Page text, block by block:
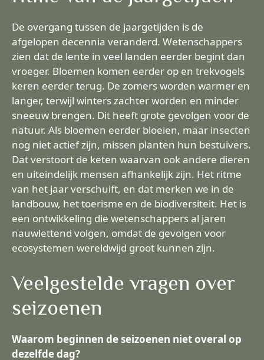
De overgang tussen de jaargetijden is de
afgelopen decennia veranderd. Wetenschappers
zien dat de lente in veel landen eerder begint dan
vroeger. Bloemen komen eerder op en trekvogels
keren eerder terug. De zomers worden warmer en
langer, terwijl winters zachter worden en minder
sneeuw brengen. Dit heeft grote gevolgen voor de
natuur. Als bloemen eerder bloeien, maar insecten
nog niet actief zijn, missen planten hun bestuivers.
Dat verstoort de keten waarvan ook andere dieren
en uiteindelijk mensen afhankelijk zijn. Het ritme
van het jaar verschuift, en dat merken we in de
landbouw, het toerisme en de biodiversiteit. Het is
een ontwikkeling die wetenschappers al jaren
nauwlettend volgen, omdat de gevolgen voor
ecosystemen wereldwijd groot kunnen zijn.
Veelgestelde vragen over
seizoenen
Waarom beginnen de seizoenen niet overal op
dezelfde dag?